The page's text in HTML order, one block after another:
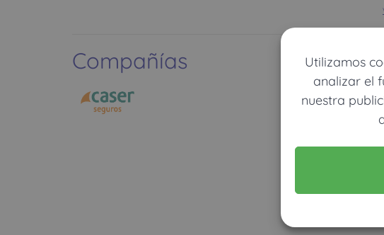
Utilizamos
analizar el
nuestra
Compañías